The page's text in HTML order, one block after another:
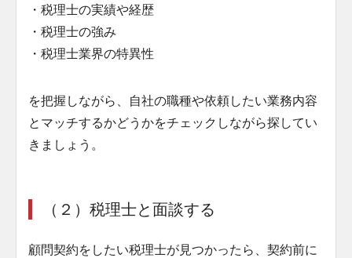
・税理士の実績や経歴
・税理士の強み
・税理士業界の特異性
を把握しながら、自社の職種や依頼したい業務内容
とマッチするかどうかをチェックしながら探してい
きましょう。
（２）税理士と面談する
顧問契約をしたい税理士が見つかったら、契約前に